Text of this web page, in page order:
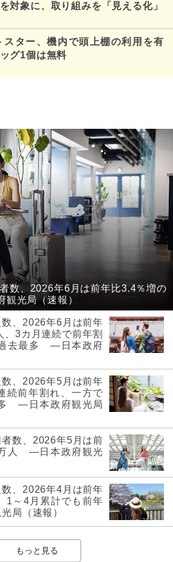
対象に、取り組みを「見える化」
ター、機内で頭上棚の利用を有
グ1個は無料
数、2026年6月は前年比3.4％増の
光局（速報）
数、2026年6月は前年
3カ月連続で前年割
去最多 ―日本政府
数、2026年5月は前年
続前年割れ、一方で
―日本政府観光局
者数、2026年5月は前
人 ―日本政府観光
数、2026年4月は前年
1～4月累計でも前年
局（速報）
もっと見る